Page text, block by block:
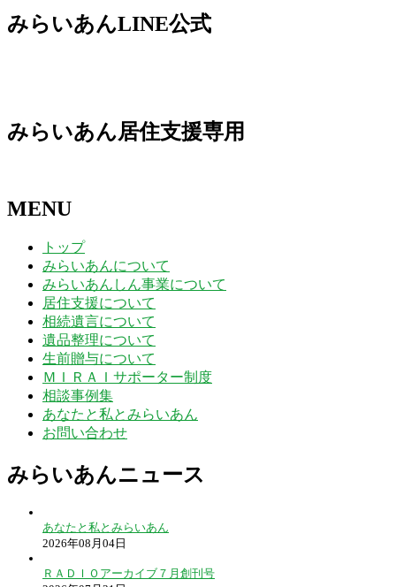
日 日 日 日 日 日 日
月
24 25 26
月
27
月
28 29 30
月
9
月
9
月 月
9
月
9
月
9
月
みらいあんLINE公式
みらいあん居住支援専用
MENU
トップ
みらいあんについて
みらいあんしん事業について
居住支援について
相続遺言について
遺品整理について
生前贈与について
ＭＩＲＡＩサポーター制度
相談事例集
あなたと私とみらいあん
お問い合わせ
みらいあんニュース
あなたと私とみらいあん
2026年08月04日
ＲＡＤＩＯアーカイブ７月創刊号